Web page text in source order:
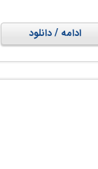
نرم افزار مشخص می کند
زمانی خاتمه یابند. از
استفاده زیادی می شود.
ادامه / دانلود